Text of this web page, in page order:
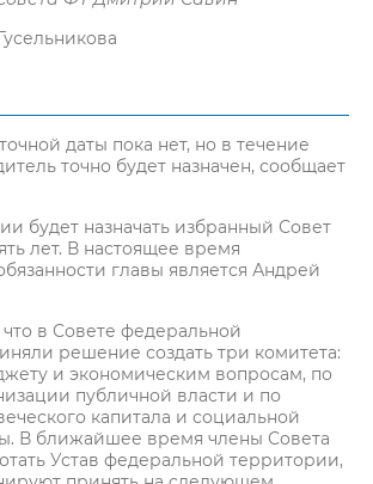
даты пока нет, но в течение
точно будет назначен, сообщает
будет назначать избранный Совет
лет. В настоящее время
главы является Андрей
в Совете федеральной
решение создать три комитета:
и экономическим вопросам, по
публичной власти и по
капитала и социальной
В ближайшее время члены Совета
Устав федеральной территории,